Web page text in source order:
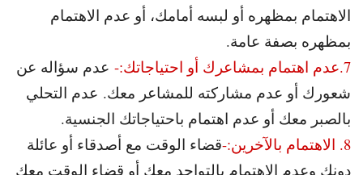
الاهتمام بمظهره أو لبسه أمامك، أو عدم الاهتمام
بمظهره بصفة عامة.
7.عدم اهتمام بمشاعرك أو احتياجاتك:-
عدم سؤاله عن
شعورك أو عدم مشاركته للمشاعر معك. عدم التحلي
بالصبر معك أو عدم اهتمام باحتياجاتك الجنسية.
8. الاهتمام بالآخرين:-
قضاء الوقت مع أصدقاء أو عائلة
دونك وعدم الاهتمام بالتواجد معك أو قضاء الوقت معك